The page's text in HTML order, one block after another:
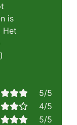
is
Het
5/5
4/5
5/5